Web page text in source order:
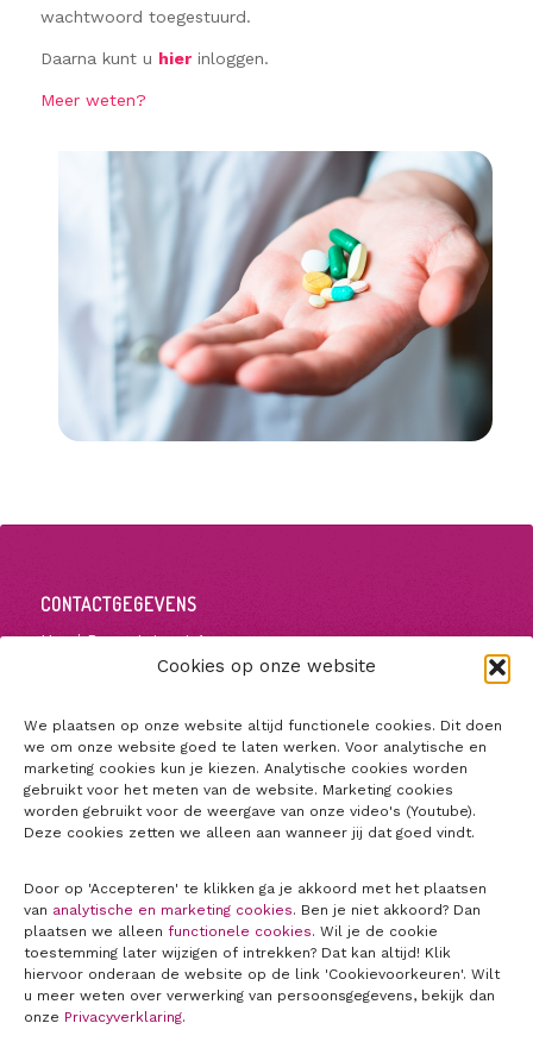
Cookies op onze website
We plaatsen op onze website altijd functionele cookies. Dit doen
we om onze website goed te laten werken. Voor analytische en
marketing cookies kun je kiezen. Analytische cookies worden
gebruikt voor het meten van de website. Marketing cookies
worden gebruikt voor de weergave van onze video's (Youtube).
Deze cookies zetten we alleen aan wanneer jij dat goed vindt.
Door op 'Accepteren' te klikken ga je akkoord met het plaatsen
van analytische en marketing cookies. Ben je niet akkoord? Dan
plaatsen we alleen functionele cookies. Wil je de cookie
toestemming later wijzigen of intrekken? Dat kan altijd! Klik
hiervoor onderaan de website op de link 'Cookievoorkeuren'. Wilt
u meer weten over verwerking van persoonsgegevens, bekijk dan
onze Privacyverklaring.
wachtwoord toegestuurd.
Daarna kunt u hierinloggen.
Meer weten?
CONTACTGEGEVENS
Henri Dunantstraat 1
5223 GZ ’s-Hertogenbosch
voorschrijftoets@jbz.nl